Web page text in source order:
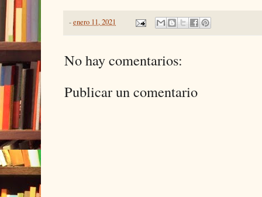
-enero 11, 2021
No hay comentarios:
Publicar un comentario